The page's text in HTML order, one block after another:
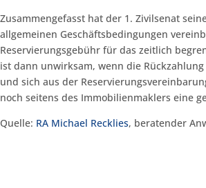
Zusammengefasst hat der 1. Zivilsenat
allgemeinen Geschäftsbedingungen
Reservierungsgebühr für das zeitlich
ist dann unwirksam, wenn die
und sich aus der
noch seitens des Immobilienmaklers eine
Quelle: RA Michael Recklies, beratender